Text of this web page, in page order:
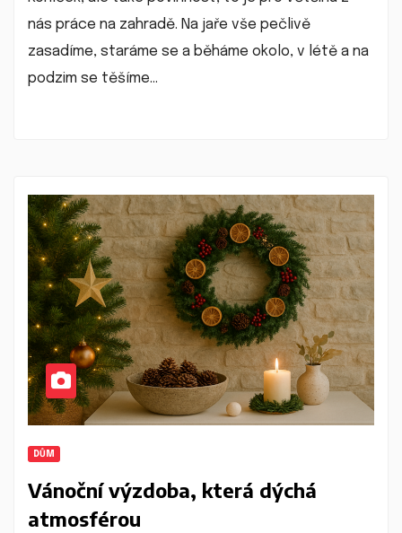
nás práce na zahradě. Na jaře vše pečlivě
zasadíme, staráme se a běháme okolo, v létě a na
podzim se těšíme…
DŮM
Vánoční výzdoba, která dýchá
atmosférou